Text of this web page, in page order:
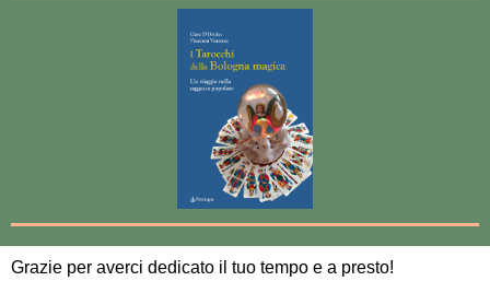
Grazie‍ per averci dedicato il tuo tempo e a presto!